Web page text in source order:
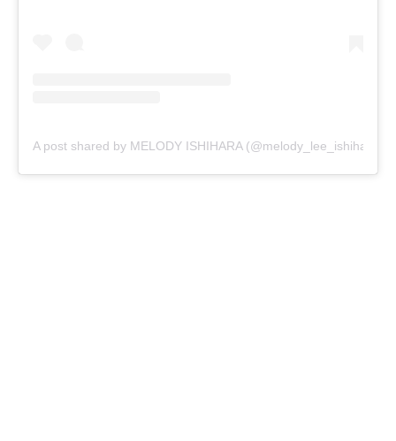
A post shared by MELODY ISHIHARA (@melody_lee_ishihara)